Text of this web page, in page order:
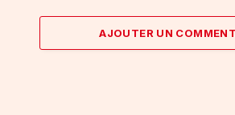
AJOUTER UN